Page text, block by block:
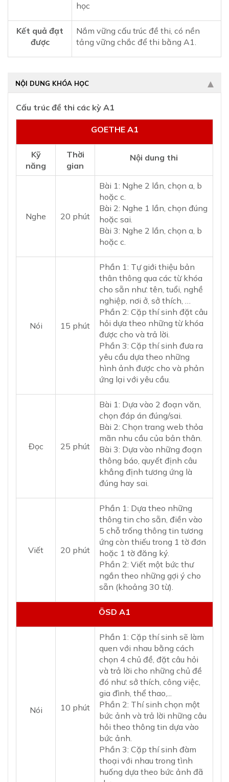
học
Kết quả đạt
được
Nắm vững cấu trúc đề thi, có nền
tảng vững chắc để thi bằng A1.
NỘI DUNG KHÓA HỌC
Cấu trúc đề thi các kỳ A1
GOETHE A1
Kỹ
năng
Thời
gian
Nội dung thi
Nghe 20 phút
Bài 1: Nghe 2 lần, chọn a, b
hoặc c.
Bài 2: Nghe 1 lần, chọn đúng
hoặc sai.
Bài 3: Nghe 2 lần, chọn a, b
hoặc c.
Nói 15 phút
Phần 1: Tự giới thiệu bản
thân thông qua các từ khóa
cho sẵn như: tên, tuổi, nghề
nghiệp, nơi ở, sở thích, …
Phần 2: Cặp thí sinh đặt câu
hỏi dựa theo những từ khóa
được cho và trả lời.
Phần 3: Cặp thí sinh đưa ra
yêu cầu dựa theo những
hình ảnh được cho và phản
ứng lại với yêu cầu.
Đọc 25 phút
Bài 1: Dựa vào 2 đoạn văn,
chọn đáp án đúng/sai.
Bài 2: Chọn trang web thỏa
mãn nhu cầu của bản thân.
Bài 3: Dựa vào những đoạn
thông báo, quyết định câu
khẳng định tương ứng là
đúng hay sai.
Viết 20 phút
Phần 1: Dựa theo những
thông tin cho sẵn, điền vào
5 chỗ trống thông tin tương
ứng còn thiếu trong 1 tờ đơn
hoặc 1 tờ đăng ký.
Phần 2: Viết một bức thư
ngắn theo những gợi ý cho
sẵn (khoảng 30 từ).
ÖSD A1
Nói 10 phút
Phần 1: Cặp thí sinh sẽ làm
quen với nhau bằng cách
chọn 4 chủ đề, đặt câu hỏi
và trả lời cho những chủ đề
đó như: sở thích, công việc,
gia đình, thể thao,...
Phần 2: Thí sinh chọn một
bức ảnh và trả lời những câu
hỏi theo thông tin dựa vào
bức ảnh.
Phần 3: Cặp thí sinh đàm
thoại với nhau trong tình
huống dựa theo bức ảnh đã